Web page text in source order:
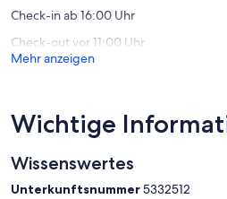
Check-in ab 16:00 Uhr
Check-out vor 11:00 Uhr
Mehr anzeigen
Wichtige
Wissenswertes
Unterkunftsnummer5332512